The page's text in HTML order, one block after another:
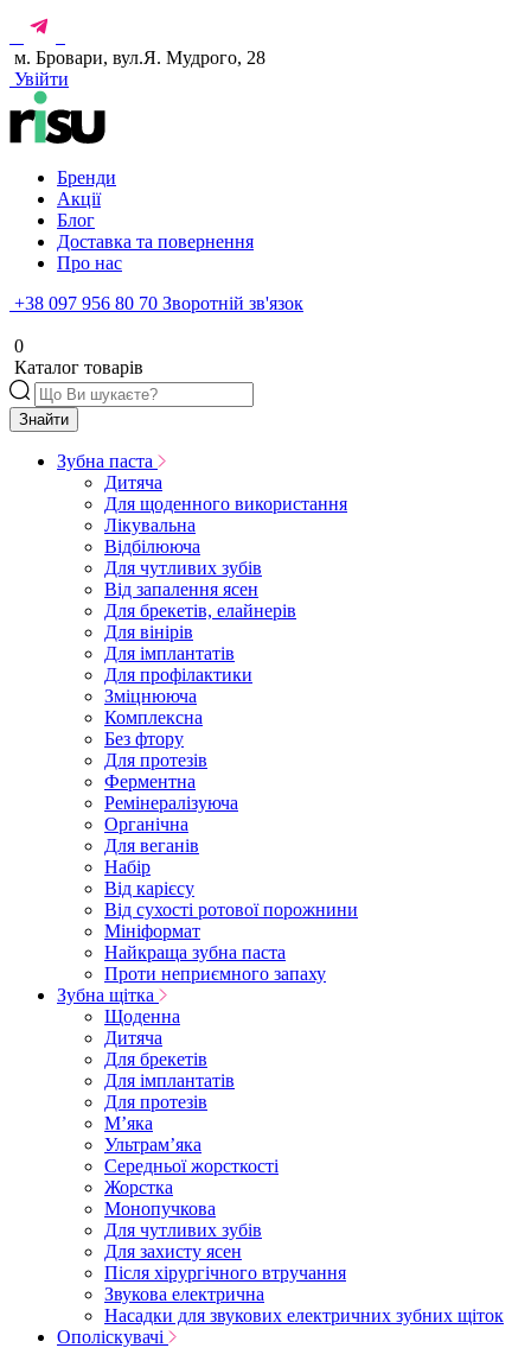
м. Бровари, вул.Я. Мудрого, 28
Увійти
Бренди
Акції
Блог
Доставка та повернення
Про нас
+38 097 956 80 70 Зворотній зв'язок
0
Каталог товарів
Знайти
Зубна паста
Дитяча
Для щоденного використання
Лікувальна
Відбілююча
Для чутливих зубів
Від запалення ясен
Для брекетів, елайнерів
Для вінірів
Для імплантатів
Для профілактики
Зміцнююча
Комплексна
Без фтору
Для протезів
Ферментна
Ремінералізуюча
Органічна
Для веганів
Набір
Від карієсу
Від сухості ротової порожнини
Мініформат
Найкраща зубна паста
Проти неприємного запаху
Зубна щітка
Щоденна
Дитяча
Для брекетів
Для імплантатів
Для протезів
Мʼяка
Ультрамʼяка
Середньої жорсткості
Жорстка
Монопучкова
Для чутливих зубів
Для захисту ясен
Після хірургічного втручання
Звукова електрична
Насадки для звукових електричних зубних щіток
Ополіскувачі